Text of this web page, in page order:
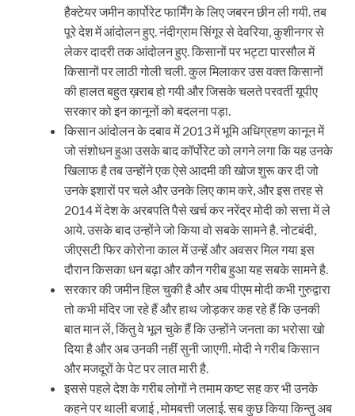
हैक्टेयर जमीन कार्पोरेट फार्मिंग के लिए जबरन छीन ली गयी. तब
पूरे देश में आंदोलन हुए. नंदीग्राम सिंगूर से देवरिया, कुशीनगर से
लेकर दादरी तक आंदोलन हुए. किसानों पर भट्टा पारसौल में
किसानों पर लाठी गोली चली. कुल मिलाकर उस वक्त किसानों
की हालत बहुत ख़राब हो गयी और जिसके चलते परवर्ती यूपीए
सरकार को इन कानूनों को बदलना पड़ा.
किसान आंदोलन के दबाव में 2013 में भूमि अधिग्रहण कानून में
जो संशोधन हुआ उसके बाद कॉर्पोरेट को लगने लगा कि यह उनके
खिलाफ है तब उन्होंने एक ऐसे आदमी की खोज शुरू कर दी जो
उनके इशारों पर चले और उनके लिए काम करे, और इस तरह से
2014 में देश के अरबपति पैसे खर्च कर नरेंद्र मोदी को सत्ता में ले
आये. उसके बाद उन्होंने जो किया वो सबके सामने है. नोटबंदी,
जीएसटी फिर कोरोना काल में उन्हें और अवसर मिल गया इस
दौरान किसका धन बढ़ा और कौन गरीब हुआ यह सबके सामने है.
सरकार की जमीन हिल चुकी है और अब पीएम मोदी कभी गुरुद्वारा
तो कभी मंदिर जा रहे हैं और हाथ जोड़कर कह रहे हैं कि उनकी
बात मान लें, किंतु वे भूल चुके हैं कि उन्होंने जनता का भरोसा खो
दिया है और अब उनकी नहीं सुनी जाएगी. मोदी ने गरीब किसान
और मजदूरों के पेट पर लात मारी है.
इससे पहले देश के गरीब लोगों ने तमाम कष्ट सह कर भी उनके
कहने पर थाली बजाई , मोमबत्ती जलाई. सब कुछ किया किन्तु अब